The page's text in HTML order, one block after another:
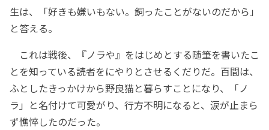
生は、「好きも嫌いもない。飼ったことがないのだから」
と答える。
これは戦後、『ノラや』をはじめとする随筆を書いたこ
とを知っている読者をにやりとさせるくだりだ。百間は、
ふとしたきっかけから野良猫と暮らすことになり、「ノ
ラ」と名付けて可愛がり、行方不明になると、涙が止まら
ず憔悴したのだった。